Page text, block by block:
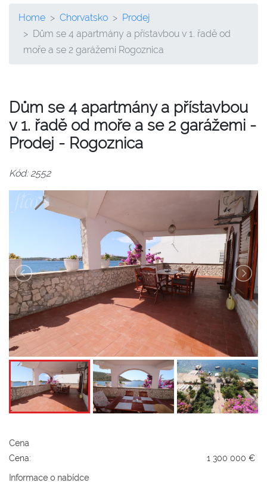
Home Chorvatsko
Prodej
Dům se 4 apartmány a přístavbou v 1. řadě od
moře a se 2 garážemi Rogoznica
Dům se 4 apartmány a přístavbou
v 1. řadě od moře a se 2 garážemi -
Prodej - Rogoznica
Kód: 2552
Cena
Cena:
1 300 000 €
Informace o nabídce